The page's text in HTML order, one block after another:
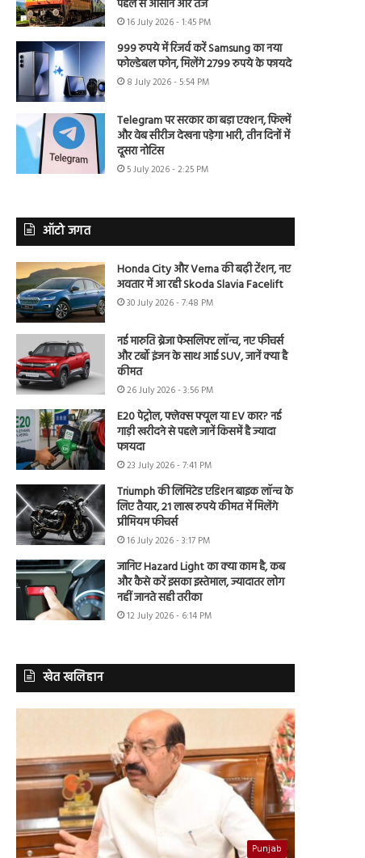
पहले से आसान और तेज
16 July 2026 - 1:45 PM
999 रुपये में रिजर्व करें Samsung का नया
फोल्डेबल फोन, मिलेंगे 2799 रुपये के फायदे
8 July 2026 - 5:54 PM
Telegram पर सरकार का बड़ा एक्शन, फिल्में
और वेब सीरीज देखना पड़ेगा भारी, तीन दिनों में
दूसरा नोटिस
5 July 2026 - 2:25 PM
ऑटो जगत
Honda City और Verna की बढ़ी टेंशन, नए
अवतार में आ रही Skoda Slavia Facelift
30 July 2026 - 7:48 PM
नई मारुति ब्रेजा फेसलिफ्ट लॉन्च, नए फीचर्स
और टर्बो इंजन के साथ आई SUV, जानें क्या है
कीमत
26 July 2026 - 3:56 PM
E20 पेट्रोल, फ्लेक्स फ्यूल या EV कार? नई
गाड़ी खरीदने से पहले जानें किसमें है ज्यादा
फायदा
23 July 2026 - 7:41 PM
Triumph की लिमिटेड एडिशन बाइक लॉन्च के
लिए तैयार, 21 लाख रुपये कीमत में मिलेंगे
प्रीमियम फीचर्स
16 July 2026 - 3:17 PM
जानिए Hazard Light का क्या काम है, कब
और कैसे करें इसका इस्तेमाल, ज्यादातर लोग
नहीं जानते सही तरीका
12 July 2026 - 6:14 PM
खेत खलिहान
Punjab